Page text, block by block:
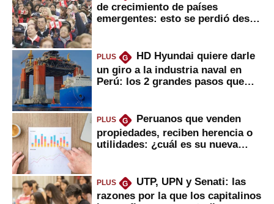
de crecimiento de países
emergentes: esto se perdió desde
PLUS G
HD Hyundai quiere darle
un giro a la industria naval en
Perú: los 2 grandes pasos que
PLUS G
Peruanos que venden
propiedades, reciben herencia o
utilidades: ¿cuál es su nueva
PLUS G
UTP, UPN y Senati: las
razones por la que los capitalinos